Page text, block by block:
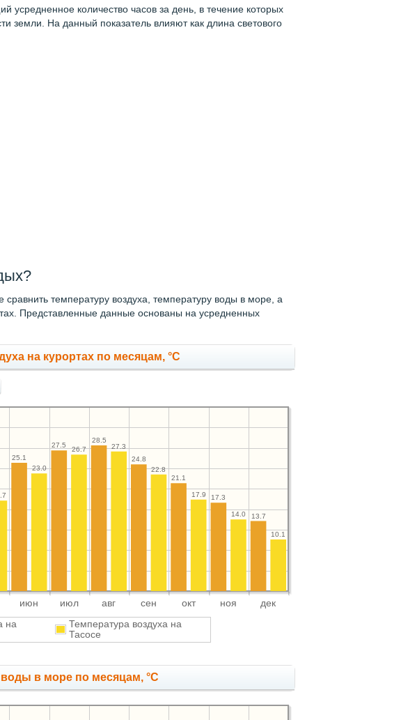
усредненное количество часов за день, в течение которых
земли. На данный показатель влияют как длина светового
температуру воздуха, температуру воды в море, а
Представленные данные основаны на усредненных
на курортах по месяцам, °C
июн июл авг сен окт ноя дек
13.7
17.3
21.1
24.8
28.5
27.5
25.1
10.1
14.0
17.9
22.8
27.3
26.7
23.0
на
Температура воздуха на
Тасосе
в море по месяцам, °C